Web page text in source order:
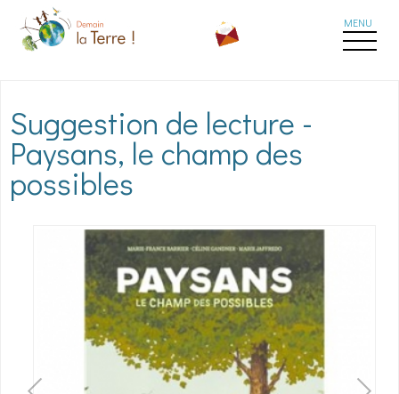
Aller au contenu principal
Suggestion de lecture -
Paysans, le champ des
possibles